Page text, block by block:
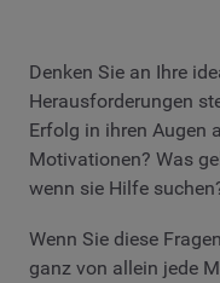
Denken Sie an Ihre
Herausforderungen
Erfolg in ihren Augen
Motivationen? Was
wenn sie Hilfe
Wenn Sie diese
ganz von allein jede